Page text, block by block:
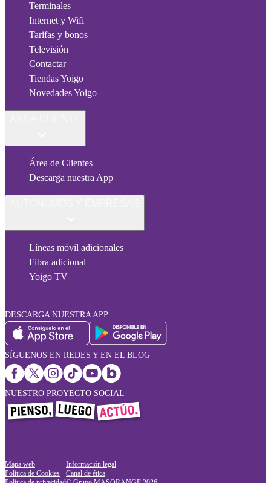
Terminales
Internet y Wifi
Tarifas y bonos
Televisión
Contactar
Tiendas Yoigo
Novedades Yoigo
Área de Clientes
Descarga nuestra App
Líneas móvil adicionales
Fibra adicional
Yoigo TV
DESCARGA NUESTRA APP
SÍGUENOS EN REDES Y EN EL BLOG
NUESTRO PROYECTO SOCIAL
Mapa web
Política de Cookies
Información legal
Canal de ética